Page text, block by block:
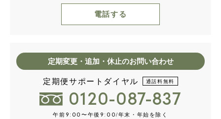
電話する
定期変更・追加・休止のお問い合わせ
定期便サポートダイヤル 通話料無料
0120-087-837
午前 9:00 〜午後 9:00/年末・年始を除く